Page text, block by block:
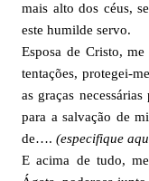
mais alto dos céus,
este humilde servo.
Esposa de Cristo,
tentações, protegei-
as graças
para a salvação de
de…. (especifique
E acima de tudo,